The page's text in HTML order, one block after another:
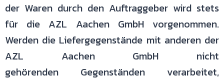
der Waren durch den Auftraggeber wird stets
für die AZL Aachen GmbH vorgenommen.
Werden die Liefergegenstände mit anderen der
AZL Aachen GmbH nicht
gehörenden Gegenständen verarbeitet,